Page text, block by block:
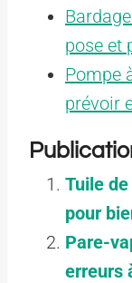
pose et
Pompe
prévoir
Tuile
pour
Pare-
erreurs